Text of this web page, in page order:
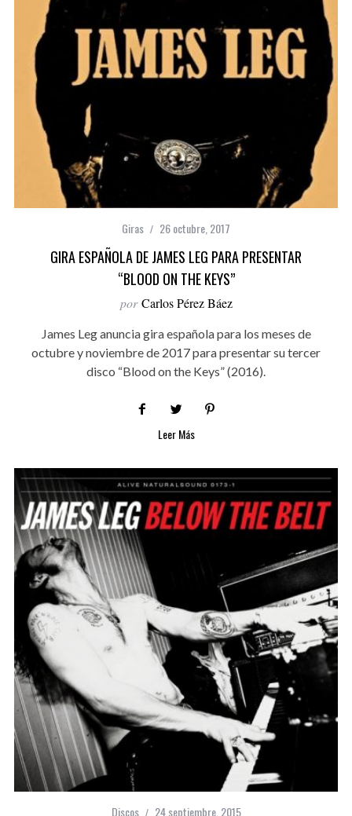
Giras 26 octubre, 2017
GIRA ESPAÑOLA DE JAMES LEG PARA PRESENTAR
“BLOOD ON THE KEYS”
por Carlos Pérez Báez
James Leg anuncia gira española para los meses de
octubre y noviembre de 2017 para presentar su tercer
disco “Blood on the Keys” (2016).
Leer Más
Discos 24 septiembre, 2015